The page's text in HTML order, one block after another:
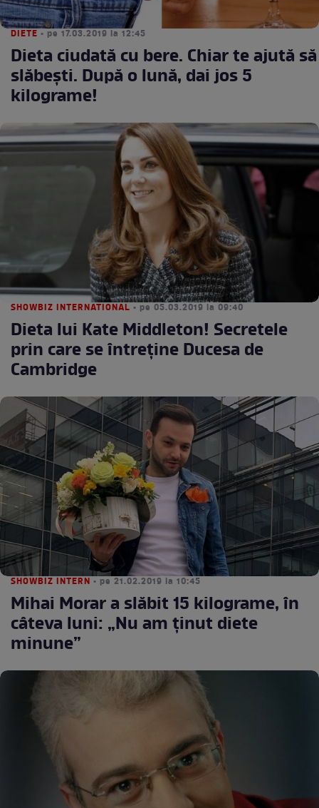
DIETE • pe 17.03.2019 la 12:45
Dieta ciudată cu bere. Chiar te ajută să
slăbești. După o lună, dai jos 5
kilograme!
SHOWBIZ INTERNATIONAL • pe 05.03.2019 la 09:40
Dieta lui Kate Middleton! Secretele
prin care se întreține Ducesa de
Cambridge
SHOWBIZ INTERN • pe 21.02.2019 la 10:45
Mihai Morar a slăbit 15 kilograme, în
câteva luni: „Nu am ținut diete
minune”